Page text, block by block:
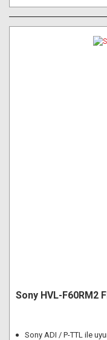
Sony HVL-F60RM2
Sony ADI / P-TTL ile